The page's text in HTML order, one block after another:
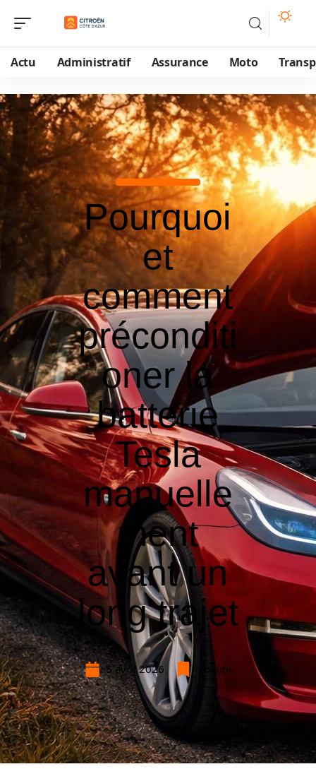
Actu Administratif Assurance Moto
Pourquoi
et
comment
préconditi
oner la
batterie
Tesla
manuelle
ment
avant un
long trajet
5 avril 2026 Voiture